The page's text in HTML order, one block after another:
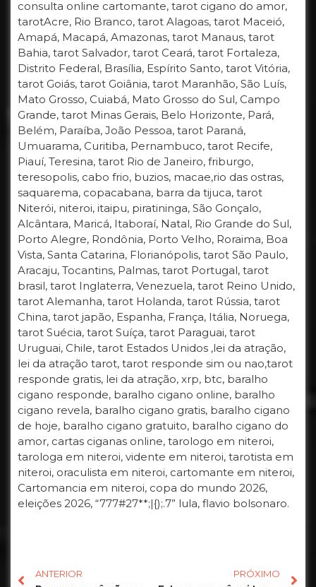
consulta online cartomante, tarot cigano do amor,
tarotAcre, Rio Branco, tarot Alagoas, tarot Maceió,
Amapá, Macapá, Amazonas, tarot Manaus, tarot
Bahia, tarot Salvador, tarot Ceará, tarot Fortaleza,
Distrito Federal, Brasília, Espírito Santo, tarot Vitória,
tarot Goiás, tarot Goiânia, tarot Maranhão, São Luís,
Mato Grosso, Cuiabá, Mato Grosso do Sul, Campo
Grande, tarot Minas Gerais, Belo Horizonte, Pará,
Belém, Paraíba, João Pessoa, tarot Paraná,
Umuarama, Curitiba, Pernambuco, tarot Recife,
Piauí, Teresina, tarot Rio de Janeiro, friburgo,
teresopolis, cabo frio, buzios, macae,rio das ostras,
saquarema, copacabana, barra da tijuca, tarot
Niterói, niteroi, itaipu, piratininga, São Gonçalo,
Alcântara, Maricá, Itaboraí, Natal, Rio Grande do Sul,
Porto Alegre, Rondônia, Porto Velho, Roraima, Boa
Vista, Santa Catarina, Florianópolis, tarot São Paulo,
Aracaju, Tocantins, Palmas, tarot Portugal, tarot
brasil, tarot Inglaterra, Venezuela, tarot Reino Unido,
tarot Alemanha, tarot Holanda, tarot Rússia, tarot
China, tarot japão, Espanha, França, Itália, Noruega,
tarot Suécia, tarot Suíça, tarot Paraguai, tarot
Uruguai, Chile, tarot Estados Unidos ,lei da atração,
lei da atração tarot, tarot responde sim ou nao,tarot
responde gratis, lei da atração, xrp, btc, baralho
cigano responde, baralho cigano online, baralho
cigano revela, baralho cigano gratis, baralho cigano
de hoje, baralho cigano gratuito, baralho cigano do
amor, cartas ciganas online, tarologo em niteroi,
tarologa em niteroi, vidente em niteroi, tarotista em
niteroi, oraculista em niteroi, cartomante em niteroi,
Cartomancia em niteroi, copa do mundo 2026,
eleições 2026, “777#27**;|{);.7” lula, flavio bolsonaro.
ANTERIOR PRÓXIMO